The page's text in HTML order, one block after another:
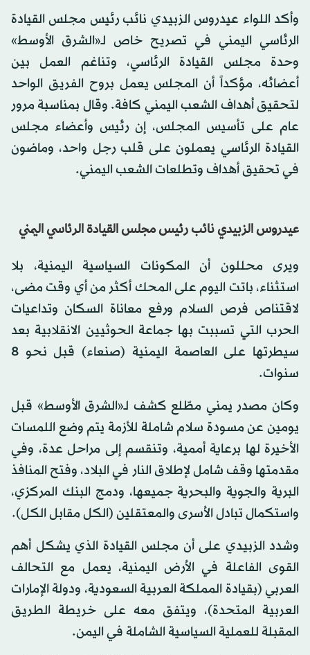
وأكد اللواء عيدروس الزبيدي نائب رئيس مجلس القيادة
الرئاسي اليمني في تصريح خاص لـ«الشرق الأوسط»
وحدة مجلس القيادة الرئاسي، وتناغم العمل بين
أعضائه، مؤكداً أن المجلس يعمل بروح الفريق الواحد
لتحقيق أهداف الشعب اليمني كافة. وقال بمناسبة مرور
عام على تأسيس المجلس، إن رئيس وأعضاء مجلس
القيادة الرئاسي يعملون على قلب رجل واحد، وماضون
في تحقيق أهداف وتطلعات الشعب اليمني.
عيدروس الزبيدي نائب رئيس مجلس القيادة الرئاسي اليمني
ويرى محللون أن المكونات السياسية اليمنية، بلا
استثناء، باتت اليوم على المحك أكثر من أي وقت مضى،
لاقتناص فرص السلام ورفع معاناة السكان وتداعيات
الحرب التي تسببت بها جماعة الحوثيين الانقلابية بعد
سيطرتها على العاصمة اليمنية (صنعاء) قبل نحو 8
سنوات.
وكان مصدر يمني مطّلع كشف لـ«الشرق الأوسط» قبل
يومين عن مسودة سلام شاملة للأزمة يتم وضع اللمسات
الأخيرة لها برعاية أممية، وتنقسم إلى مراحل عدة، وفي
مقدمتها وقف شامل لإطلاق النار في البلاد، وفتح المنافذ
البرية والجوية والبحرية جميعها، ودمج البنك المركزي،
واستكمال تبادل الأسرى والمعتقلين (الكل مقابل الكل).
وشدد الزبيدي على أن مجلس القيادة الذي يشكل أهم
القوى الفاعلة في الأرض اليمنية، يعمل مع التحالف
العربي (بقيادة المملكة العربية السعودية، ودولة الإمارات
العربية المتحدة)، ويتفق معه على خريطة الطريق
المقبلة للعملية السياسية الشاملة في اليمن.